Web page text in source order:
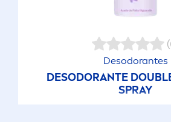
Desodorantes
DESODORANTE
SPRAY